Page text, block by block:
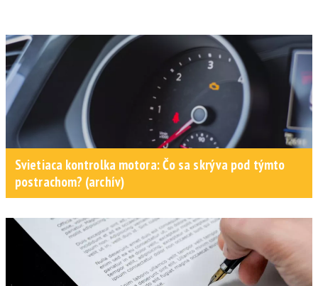
Svietiaca kontrolka motora: Čo sa skrýva pod týmto
postrachom? (archív)